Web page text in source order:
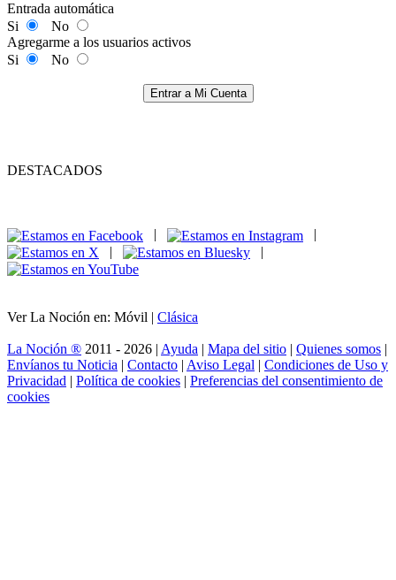
Entrada automática
Si
No
Agregarme a los usuarios activos
Si
No
Entrar a Mi Cuenta
DESTACADOS
|
|
Ver La Noción en: Móvil | Clásica
La Noción ® 2011 - 2026 | Ayuda | Mapa del sitio | Quienes somos |
Envíanos tu Noticia | Contacto | Aviso Legal | Condiciones de Uso y
Privacidad | Política de cookies | Preferencias del consentimiento de
cookies